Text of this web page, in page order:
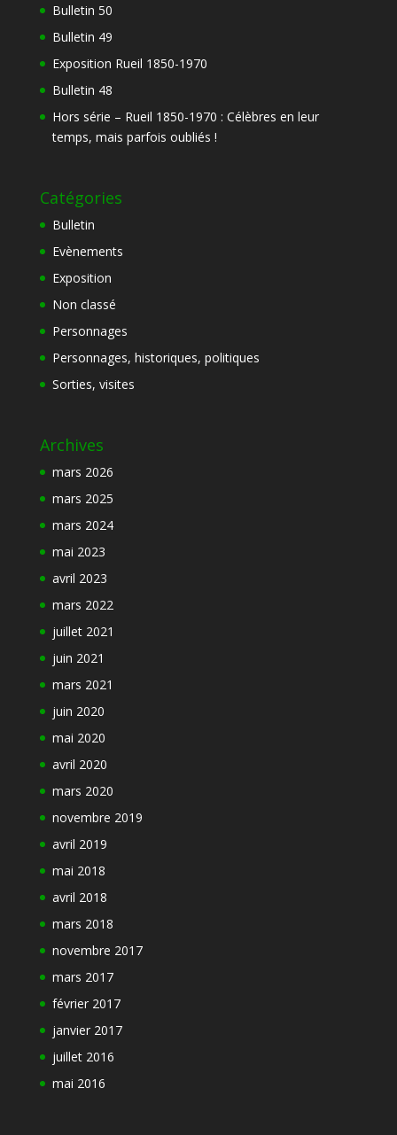
Bulletin 50
Bulletin 49
Exposition Rueil 1850-1970
Bulletin 48
Hors série – Rueil 1850-1970 : Célèbres en leur
temps, mais parfois oubliés !
Catégories
Bulletin
Evènements
Exposition
Non classé
Personnages
Personnages, historiques, politiques
Sorties, visites
Archives
mars 2026
mars 2025
mars 2024
mai 2023
avril 2023
mars 2022
juillet 2021
juin 2021
mars 2021
juin 2020
mai 2020
avril 2020
mars 2020
novembre 2019
avril 2019
mai 2018
avril 2018
mars 2018
novembre 2017
mars 2017
février 2017
janvier 2017
juillet 2016
mai 2016